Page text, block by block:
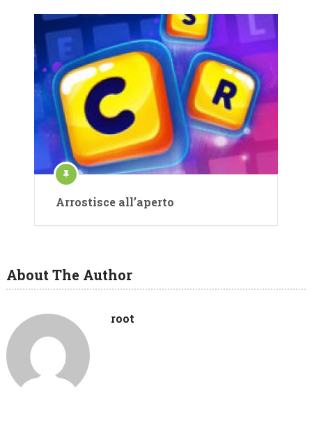
Arrostisce all’aperto
About The Author
root